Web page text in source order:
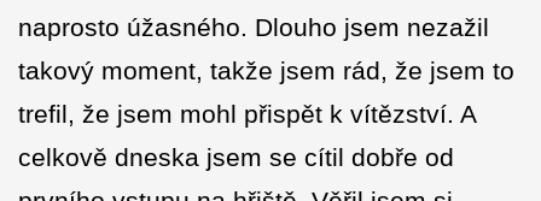
naprosto úžasného. Dlouho jsem nezažil
takový moment, takže jsem rád, že jsem to
trefil, že jsem mohl přispět k vítězství. A
celkově dneska jsem se cítil dobře od